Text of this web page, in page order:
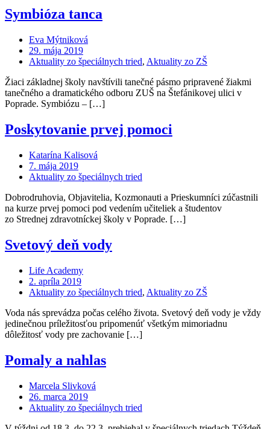
Symbióza tanca
Eva Mýtniková
29. mája 2019
Aktuality zo špeciálnych tried, Aktuality zo ZŠ
Žiaci základnej školy navštívili tanečné pásmo pripravené žiakmi
tanečného a dramatického odboru ZUŠ na Štefánikovej ulici v
Poprade. Symbiózu – […]
Poskytovanie prvej pomoci
Katarína Kalisová
7. mája 2019
Aktuality zo špeciálnych tried
Dobrodruhovia, Objavitelia, Kozmonauti a Prieskumníci zúčastnili
na kurze prvej pomoci pod vedením učiteliek a študentov
zo Strednej zdravotníckej školy v Poprade. […]
Svetový deň vody
Life Academy
2. apríla 2019
Aktuality zo špeciálnych tried, Aktuality zo ZŠ
Voda nás sprevádza počas celého života. Svetový deň vody je vždy
jedinečnou príležitosťou pripomenúť všetkým mimoriadnu
dôležitosť vody pre zachovanie […]
Pomaly a nahlas
Marcela Slivková
26. marca 2019
Aktuality zo špeciálnych tried